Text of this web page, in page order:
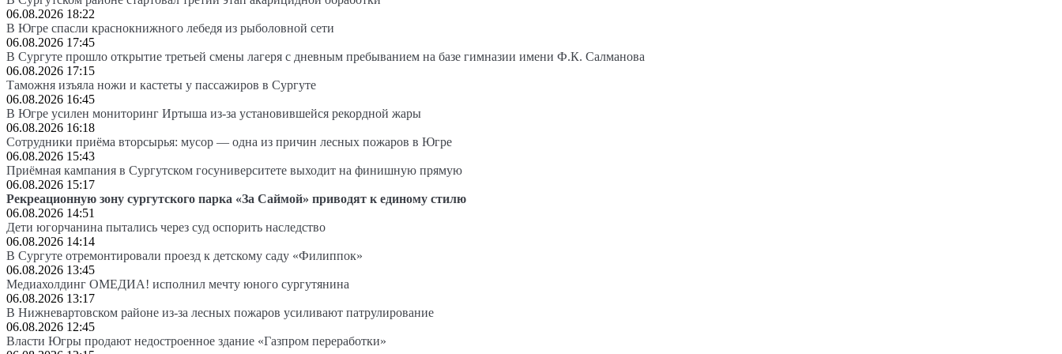
06.08.2026 18:22
В Югре спасли краснокнижного лебедя из рыболовной сети
06.08.2026 17:45
В Сургуте прошло открытие третьей смены лагеря с дневным пребыванием на базе гимназии имени Ф.К. Салманова
06.08.2026 17:15
Таможня изъяла ножи и кастеты у пассажиров в Сургуте
06.08.2026 16:45
В Югре усилен мониторинг Иртыша из-за установившейся рекордной жары
06.08.2026 16:18
Сотрудники приёма вторсырья: мусор — одна из причин лесных пожаров в Югре
06.08.2026 15:43
Приёмная кампания в Сургутском госуниверситете выходит на финишную прямую
06.08.2026 15:17
Рекреационную зону сургутского парка «За Саймой» приводят к единому стилю
06.08.2026 14:51
Дети югорчанина пытались через суд оспорить наследство
06.08.2026 14:14
В Сургуте отремонтировали проезд к детскому саду «Филиппок»
06.08.2026 13:45
Медиахолдинг ОМЕДИА! исполнил мечту юного сургутянина
06.08.2026 13:17
В Нижневартовском районе из-за лесных пожаров усиливают патрулирование
06.08.2026 12:45
Власти Югры продают недостроенное здание «Газпром переработки»